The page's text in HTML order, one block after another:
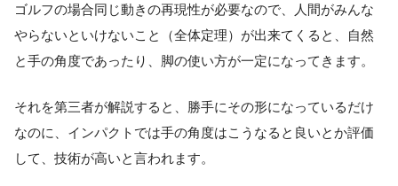
ゴルフの場合同じ動きの再現性が必要なので、人間がみんな
やらないといけないこと（全体定理）が出来てくると、自然
と手の角度であったり、脚の使い方が一定になってきます。
それを第三者が解説すると、勝手にその形になっているだけ
なのに、インパクトでは手の角度はこうなると良いとか評価
して、技術が高いと言われます。